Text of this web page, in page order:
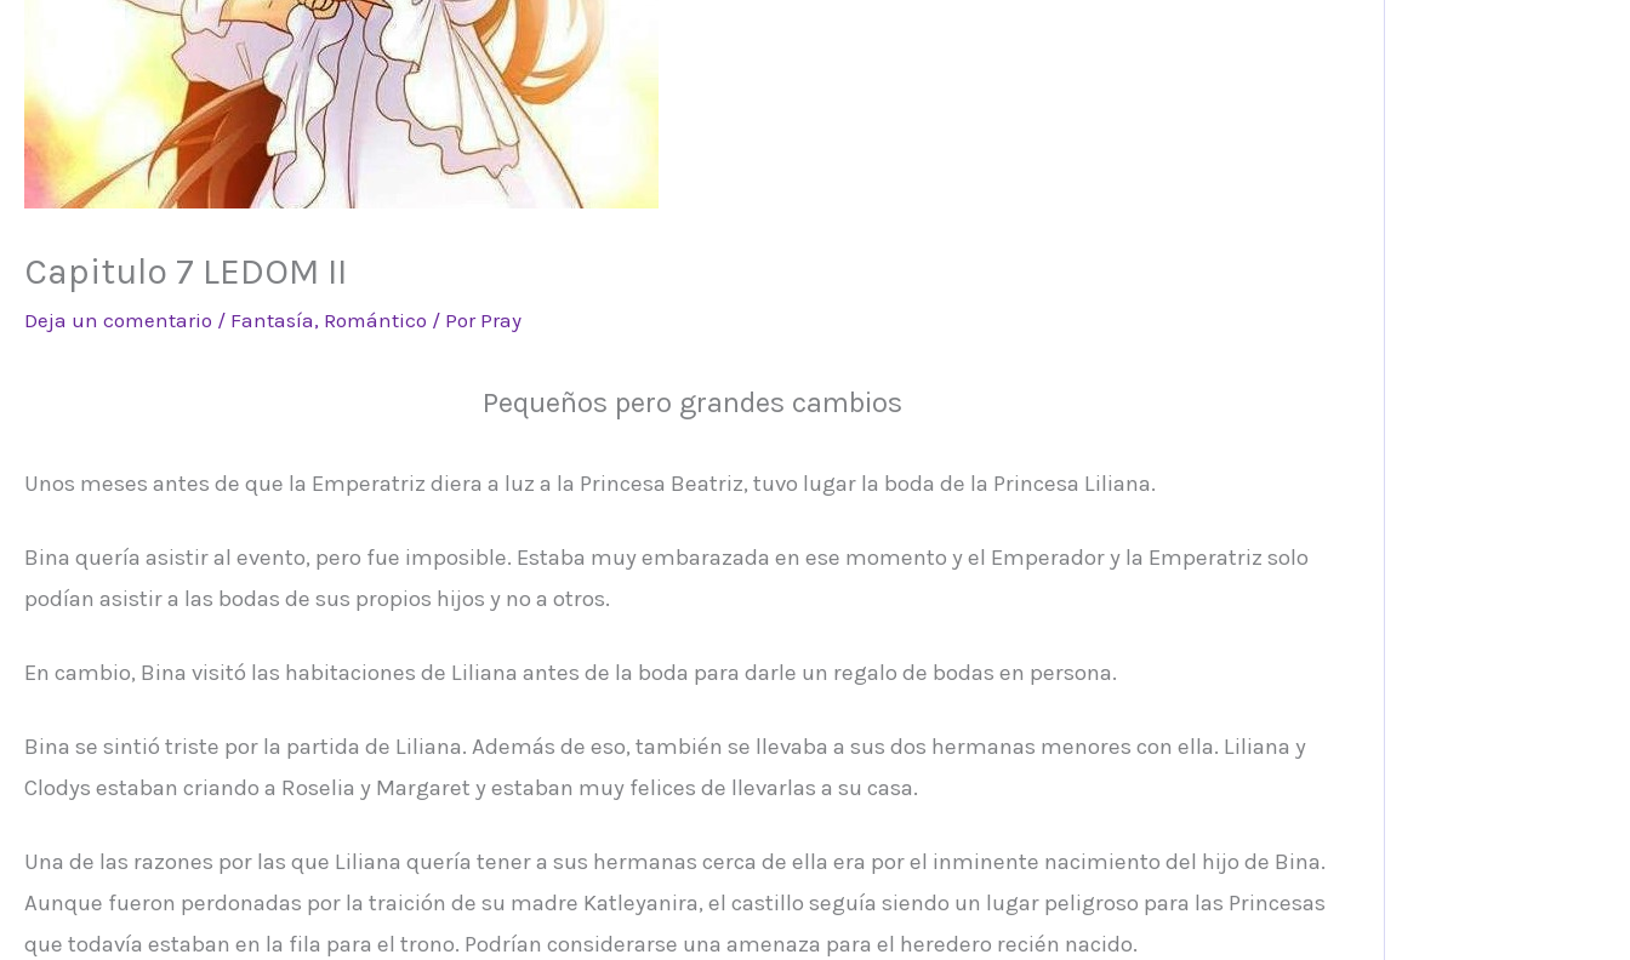
Capitulo 7 LEDOM II
Deja un comentario / Fantasía, Romántico / Por Pray
Pequeños pero grandes cambios
Unos meses antes de que la Emperatriz diera a luz a la Princesa Beatriz, tuvo lugar la boda de la Princesa Liliana.
Bina quería asistir al evento, pero fue imposible. Estaba muy embarazada en ese momento y el Emperador y la Emperatriz solo
podían asistir a las bodas de sus propios hijos y no a otros.
En cambio, Bina visitó las habitaciones de Liliana antes de la boda para darle un regalo de bodas en persona.
Bina se sintió triste por la partida de Liliana. Además de eso, también se llevaba a sus dos hermanas menores con ella. Liliana y
Clodys estaban criando a Roselia y Margaret y estaban muy felices de llevarlas a su casa.
Una de las razones por las que Liliana quería tener a sus hermanas cerca de ella era por el inminente nacimiento del hijo de Bina.
Aunque fueron perdonadas por la traición de su madre Katleyanira, el castillo seguía siendo un lugar peligroso para las Princesas
que todavía estaban en la fila para el trono. Podrían considerarse una amenaza para el heredero recién nacido.